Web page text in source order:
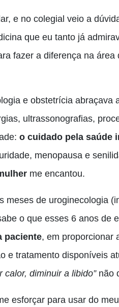
e no colegial veio a
que eu tanto já
fazer a diferença na área
e obstetrícia abraçava
ultrassonografias,
o cuidado pela saúde
menopausa e
me encantou.
meses de uroginecologia
o que esses 6 anos de
paciente, em proporcionar
e tratamento disponíveis
calor, diminuir a libido”não
esforçar para usar do